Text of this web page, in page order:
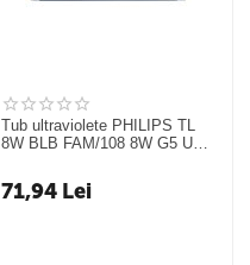
Tub ultraviolete PHILIPS TL
8W BLB FAM/108 8W G5 UVA
71,94 Lei